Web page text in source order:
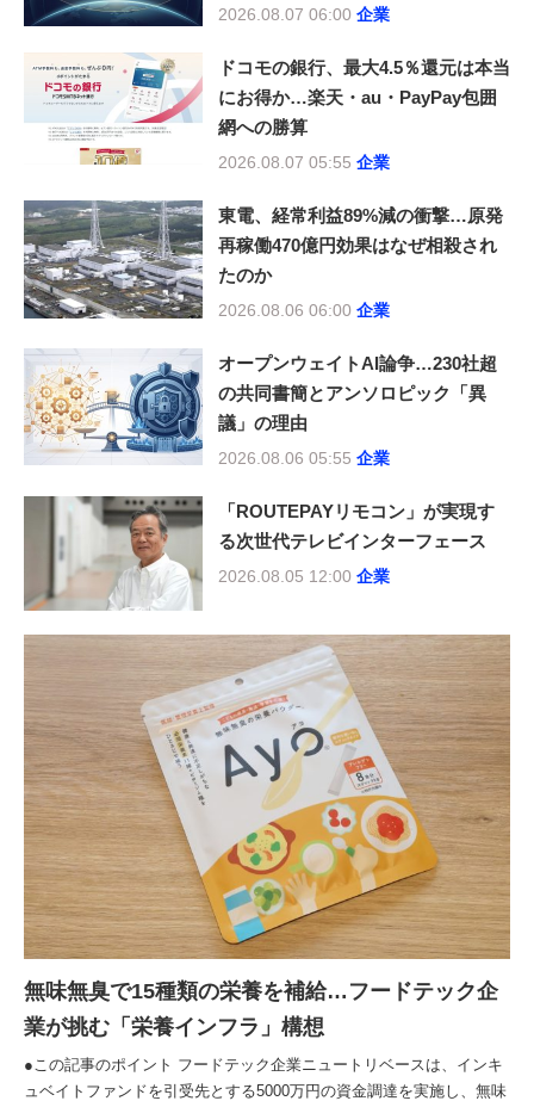
2026.08.07 06:00 企業
ドコモの銀行、最大4.5％還元は本当
にお得か…楽天・au・PayPay包囲
網への勝算
2026.08.07 05:55 企業
東電、経常利益89%減の衝撃…原発
再稼働470億円効果はなぜ相殺され
たのか
2026.08.06 06:00 企業
オープンウェイトAI論争…230社超
の共同書簡とアンソロピック「異
議」の理由
2026.08.06 05:55 企業
「ROUTEPAYリモコン」が実現す
る次世代テレビインターフェース
2026.08.05 12:00 企業
無味無臭で15種類の栄養を補給…フードテック企
業が挑む「栄養インフラ」構想
●この記事のポイント フードテック企業ニュートリベースは、インキ
ュベイトファンドを引受先とする5000万円の資金調達を実施し、無味